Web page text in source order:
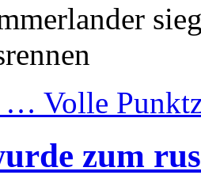
… Volle
zum